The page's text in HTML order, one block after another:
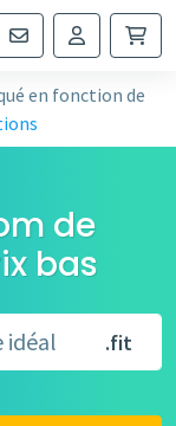
en fonction de
de
bas
.fit